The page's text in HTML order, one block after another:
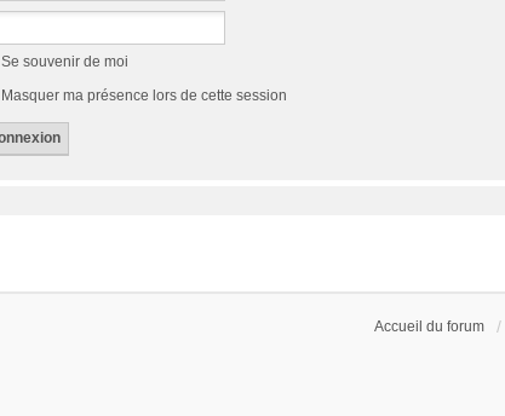
Se souvenir de moi
Masquer ma présence lors de cette session
Accueil du forum